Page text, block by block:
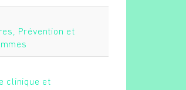
Prévention et
clinique et